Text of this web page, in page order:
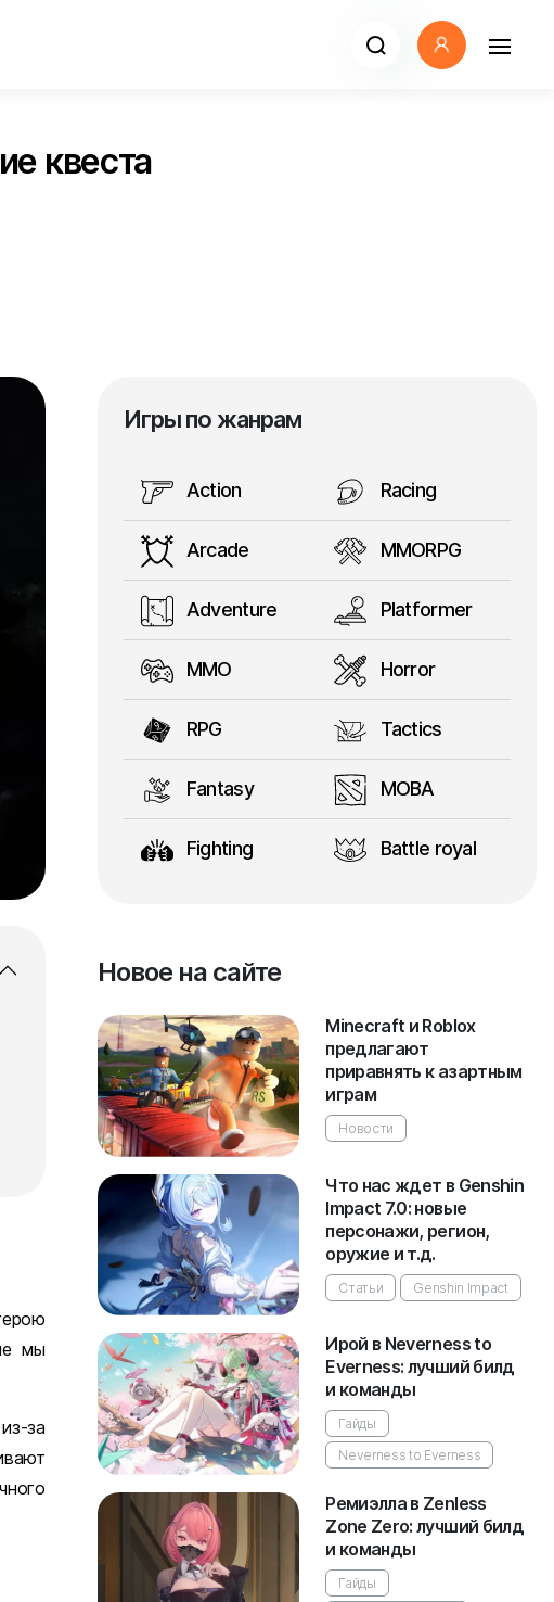
квеста
мы
за
Игры по жанрам
Action
Arcade
Adventure
MMO
RPG
Fantasy
Fighting
Racing
MMORPG
Platformer
Horror
Tactics
MOBA
Battle royal
Новое на сайте
Minecraft и Roblox
предлагают
приравнять к азартным
играм
Новости
Что нас ждет в Genshin
Impact 7.0: новые
персонажи, регион,
оружие и т.д.
Статьи Genshin Impact
Ирой в Neverness to
Everness: лучший билд
и команды
Гайды
Neverness to Everness
Ремиэлла в Zenless
Zone Zero: лучший билд
и команды
Гайды